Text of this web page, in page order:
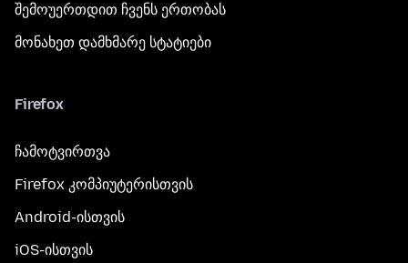
შემოუერთდით ჩვენს ერთობას
მონახეთ დამხმარე სტატიები
Firefox
ჩამოტვირთვა
Firefox კომპიუტერისთვის
Android-ისთვის
iOS-ისთვის